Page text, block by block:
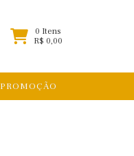
0 Itens
R$ 0,00
PROMOÇÃO